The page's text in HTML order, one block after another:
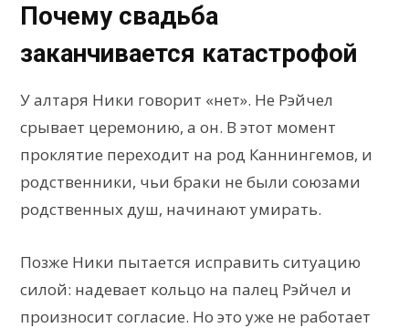
Почему свадьба
заканчивается катастрофой
У алтаря Ники говорит «нет». Не Рэйчел
срывает церемонию, а он. В этот момент
проклятие переходит на род Каннингемов, и
родственники, чьи браки не были союзами
родственных душ, начинают умирать.
Позже Ники пытается исправить ситуацию
силой: надевает кольцо на палец Рэйчел и
произносит согласие. Но это уже не работает